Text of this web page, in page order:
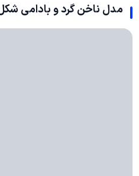
مدل ناخن گرد و بادامی